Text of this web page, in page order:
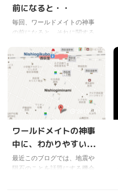
ど、ほんとうに一瞬で変わっ
てしまった・・・。(￣コ￣;)
この気分は、あわ代書いた人
ね。 周りで書いていた人も、
同じこと言う人が今年はやけ
に多い気がするし。 ...
前になると・・
毎回、ワールドメイトの神事
の前になると、それに関する
その中に、体験談というの
か、神事に参加したワールド
メイト 会員の証も必ず紹介さ
れている。 それを読むと、ワ
ールドメイトの神事に参加す
ることで、ものスゴく本人と
周りの人間関係が好転した
いところを救われたりと、ワ
ールドメイトで行われる神事
がいかに本物の神様を動かし
ているのかを、証集からもヒ
2013/3/11
ワールドメイトの神事
中に、わかりやすい現
象が発生していた
最近このブログでは、地震や
隕石のことを話題にする機会